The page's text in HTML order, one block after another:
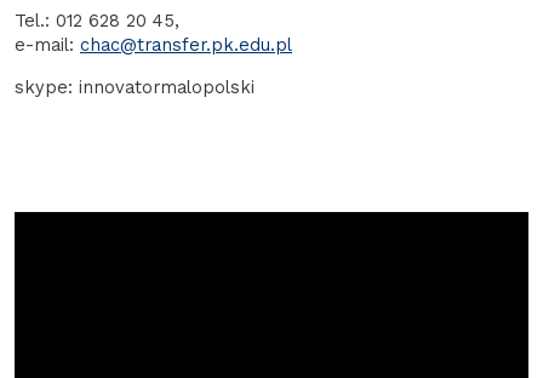
Tel.: 012 628 20 45,
e-mail: chac@transfer.pk.edu.pl
skype: innovatormalopolski